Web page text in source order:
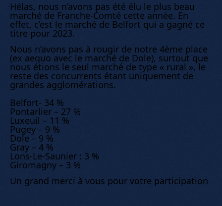
Hélas, nous n’avons pas été élu le plus beau
marché de Franche-Comté cette année. En
effet, c’est le marché de Belfort qui a gagné ce
titre pour 2023.
Nous n’avons pas à rougir de notre 4ème place
(ex aequo avec le marché de Dole), surtout que
nous étions le seul marché de type « rural », le
reste des concurrents étant uniquement de
grandes agglomérations.
Belfort- 34 %
Pontarlier – 27 %
Luxeuil – 11 %
Pugey – 9 %
Dole – 9 %
Gray – 4 %
Lons-Le-Saunier : 3 %
Giromagny – 3 %
Un grand merci à vous pour votre participation